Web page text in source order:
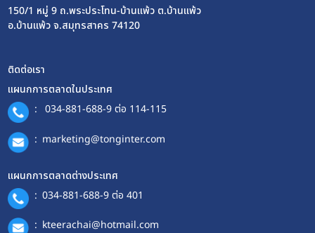
150/1 หมู่ 9 ถ.พระประโทน-บ้านแพ้ว ต.บ้านแพ้ว
อ.บ้านแพ้ว จ.สมุทรสาคร 74120
ติดต่อเรา
แผนกการตลาดในประเทศ
: 034-881-688-9 ต่อ 114-115
: marketing@tonginter.com
แผนกการตลาดต่างประเทศ
: 034-881-688-9 ต่อ 401
: kteerachai@hotmail.com